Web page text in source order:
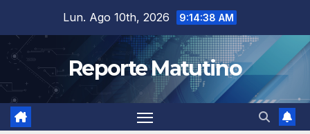
contenido
Lun. Ago 10th, 2026 9:14:39 AM
Reporte Matutino